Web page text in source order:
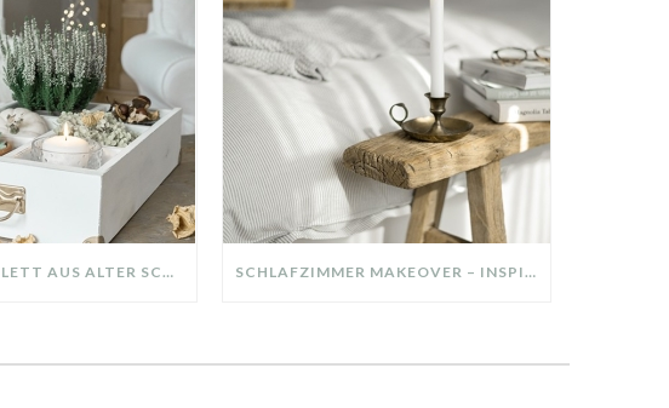
DIY-DEKO-TABLETT AUS ALTER SCHUBLADE – NACHHALTIGE HERBSTDEKO SELBER MACHEN! SCHLAFZIMMER MAKEOVER – INSPIRATION FÜR DEIN SCHLAFZIMMER: AUS ALT MACH NEU – HELL, GEMÜTLICH UND EINLADEND